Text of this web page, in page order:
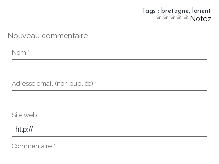
Tags : bretagne, lorient
Notez
Nouveau commentaire :
Nom * :
Adresse email (non publiée) * :
Site web :
Commentaire * :